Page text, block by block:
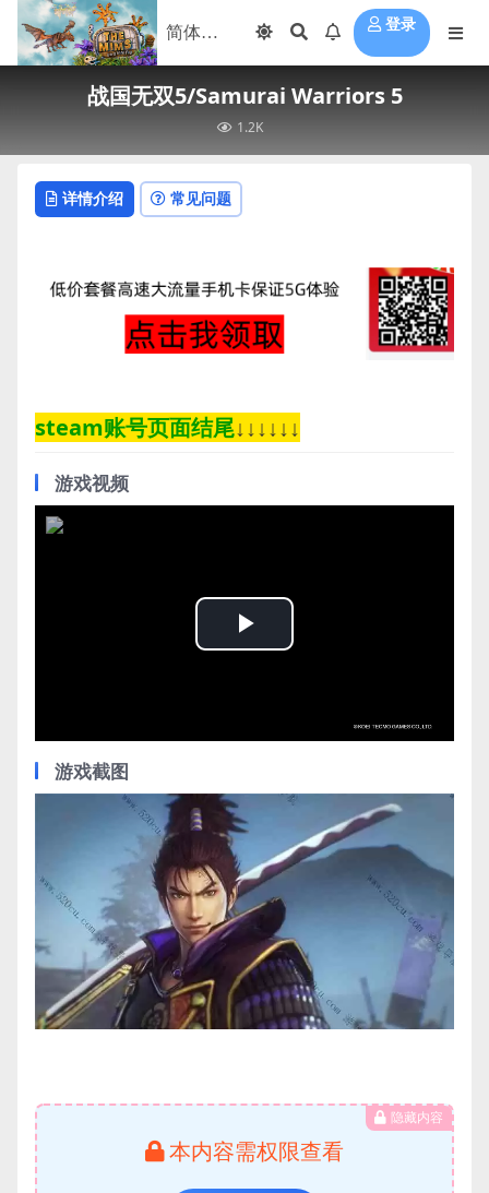
登录
战国无双5/Samurai Warriors 5
1.2K
详情介绍 常见问题
steam账号页面结尾↓↓↓↓↓↓
游戏视频
Play
游戏截图
隐藏内容
本内容需权限查看